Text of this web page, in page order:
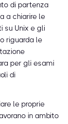
di partenza
a chiarire le
su Unix e gli
riguarda le
per gli esami
di
le proprie
in ambito